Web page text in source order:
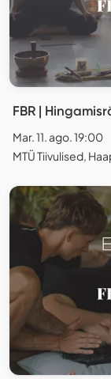
FBR |
Mar. 11. ago. 19:00
MTÜ Tiivulised,